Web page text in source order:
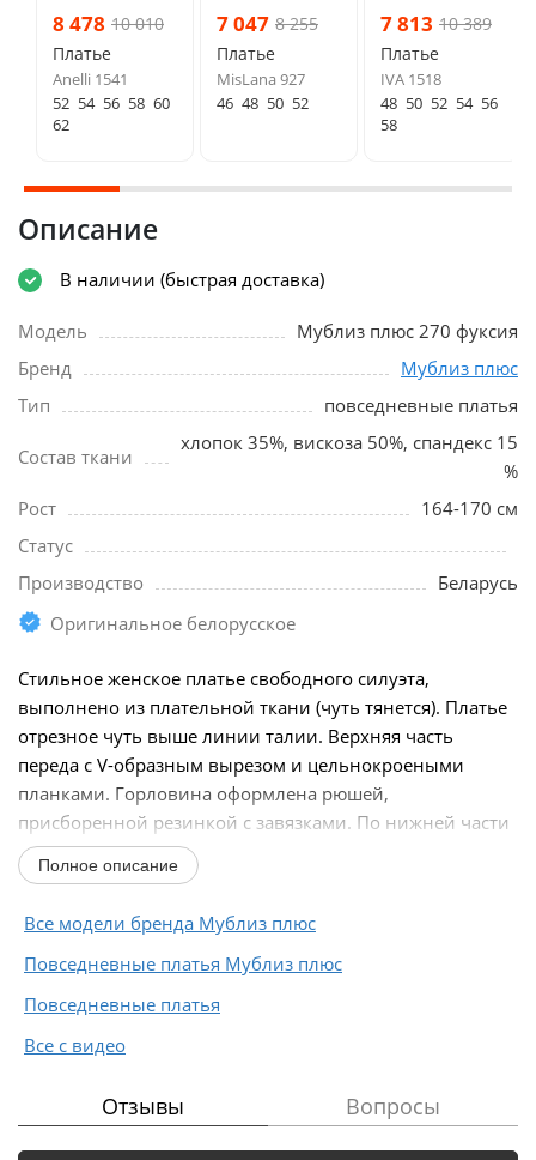
8 478 10 010
Платье
Anelli 1541
52 54 56 58 60
62
7 047 8 255
Платье
MisLana 927
46 48 50 52
7 813 10 389
Платье
IVA 1518
48 50 52 54 56
58
Описание
В наличии (быстрая доставка)
Модель
Мублиз плюс 270 фуксия
Бренд
Мублиз плюс
Тип
повседневные платья
Состав ткани
хлопок 35%, вискоза 50%, спандекс 15
%
Рост
164-170 см
Статус
Производство
Беларусь
Оригинальное белорусское
Стильное женское платье свободного силуэта,
выполнено из плательной ткани (чуть тянется). Платье
отрезное чуть выше линии талии. Верхняя часть
переда с V-образным вырезом и цельнокроеными
планками. Горловина оформлена рюшей,
присборенной резинкой с завязками. По нижней части
платья...
Полное описание
Все модели бренда Мублиз плюс
Повседневные платья Мублиз плюс
Повседневные платья
Все с видео
Отзывы Вопросы